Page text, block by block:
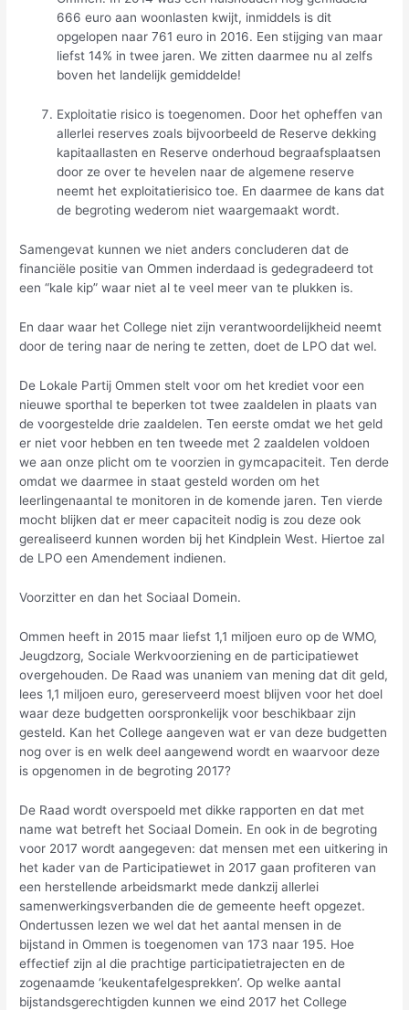
666 euro aan woonlasten kwijt, inmiddels is dit
opgelopen naar 761 euro in 2016. Een stijging van maar
liefst 14% in twee jaren. We zitten daarmee nu al zelfs
boven het landelijk gemiddelde!
Exploitatie risico is toegenomen. Door het opheffen van
allerlei reserves zoals bijvoorbeeld de Reserve dekking
kapitaallasten en Reserve onderhoud begraafsplaatsen
door ze over te hevelen naar de algemene reserve
neemt het exploitatierisico toe. En daarmee de kans dat
de begroting wederom niet waargemaakt wordt.
Samengevat kunnen we niet anders concluderen dat de
financiële positie van Ommen inderdaad is gedegradeerd tot
een “kale kip” waar niet al te veel meer van te plukken is.
En daar waar het College niet zijn verantwoordelijkheid neemt
door de tering naar de nering te zetten, doet de LPO dat wel.
De Lokale Partij Ommen stelt voor om het krediet voor een
nieuwe sporthal te beperken tot twee zaaldelen in plaats van
de voorgestelde drie zaaldelen. Ten eerste omdat we het geld
er niet voor hebben en ten tweede met 2 zaaldelen voldoen
we aan onze plicht om te voorzien in gymcapaciteit. Ten derde
omdat we daarmee in staat gesteld worden om het
leerlingenaantal te monitoren in de komende jaren. Ten vierde
mocht blijken dat er meer capaciteit nodig is zou deze ook
gerealiseerd kunnen worden bij het Kindplein West. Hiertoe zal
de LPO een Amendement indienen.
Voorzitter en dan het Sociaal Domein.
Ommen heeft in 2015 maar liefst 1,1 miljoen euro op de WMO,
Jeugdzorg, Sociale Werkvoorziening en de participatiewet
overgehouden. De Raad was unaniem van mening dat dit geld,
lees 1,1 miljoen euro, gereserveerd moest blijven voor het doel
waar deze budgetten oorspronkelijk voor beschikbaar zijn
gesteld. Kan het College aangeven wat er van deze budgetten
nog over is en welk deel aangewend wordt en waarvoor deze
is opgenomen in de begroting 2017?
De Raad wordt overspoeld met dikke rapporten en dat met
name wat betreft het Sociaal Domein. En ook in de begroting
voor 2017 wordt aangegeven: dat mensen met een uitkering in
het kader van de Participatiewet in 2017 gaan profiteren van
een herstellende arbeidsmarkt mede dankzij allerlei
samenwerkingsverbanden die de gemeente heeft opgezet.
Ondertussen lezen we wel dat het aantal mensen in de
bijstand in Ommen is toegenomen van 173 naar 195. Hoe
effectief zijn al die prachtige participatietrajecten en de
zogenaamde ‘keukentafelgesprekken’. Op welke aantal
bijstandsgerechtigden kunnen we eind 2017 het College